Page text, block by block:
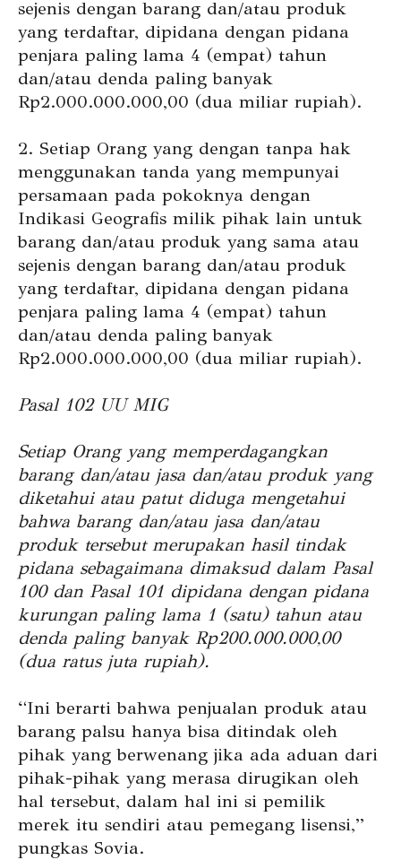
sejenis dengan barang dan/atau produk
yang terdaftar, dipidana dengan pidana
penjara paling lama 4 (empat) tahun
dan/atau denda paling banyak
Rp2.000.000.000,00 (dua miliar rupiah).
2. Setiap Orang yang dengan tanpa hak
menggunakan tanda yang mempunyai
persamaan pada pokoknya dengan
Indikasi Geografis milik pihak lain untuk
barang dan/atau produk yang sama atau
sejenis dengan barang dan/atau produk
yang terdaftar, dipidana dengan pidana
penjara paling lama 4 (empat) tahun
dan/atau denda paling banyak
Rp2.000.000.000,00 (dua miliar rupiah).
Pasal 102 UU MIG
Setiap Orang yang memperdagangkan
barang dan/atau jasa dan/atau produk yang
diketahui atau patut diduga mengetahui
bahwa barang dan/atau jasa dan/atau
produk tersebut merupakan hasil tindak
pidana sebagaimana dimaksud dalam Pasal
100 dan Pasal 101 dipidana dengan pidana
kurungan paling lama 1 (satu) tahun atau
denda paling banyak Rp200.000.000,00
(dua ratus juta rupiah).
“Ini berarti bahwa penjualan produk atau
barang palsu hanya bisa ditindak oleh
pihak yang berwenang jika ada aduan dari
pihak-pihak yang merasa dirugikan oleh
hal tersebut, dalam hal ini si pemilik
merek itu sendiri atau pemegang lisensi,”
pungkas Sovia.